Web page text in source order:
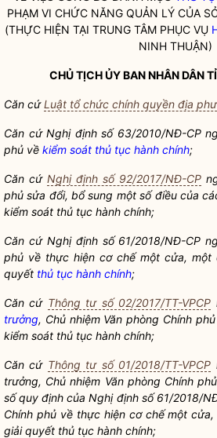
PHẠM VI CHỨC NĂNG QUẢN LÝ CỦA
(THỰC HIỆN TẠI TRUNG TÂM PHỤC VỤ
NINH THUẬN)
CHỦ TỊCH ỦY BANNHÂN DÂN
Căn cứLuật tổ chức chính quyền địa
Căn cứ Nghị định số63/2010/NĐ-CP
phủ về kiểm soát thủ tục hành chính;
Căn cứ Nghị định số 92/2017/NĐ-CP
phủ sửa đổi, bổ sung một số điều của
kiểm soát thủ tục hành chính;
Căn cứ Nghị định số61/2018/NĐ-CP
phủ về thực hiện cơ chế một cửa,
quyết thủ tục hành chính;
Căn cứ Thông tư số 02/2017/TT-VPCP
trưởng, Chủ nhiệm Văn phòng Chính
kiểm soát thủ tục hành chính;
Căn cứ Thông tư số 01/2018/TT-VPCP
trưởng, Chủ nhiệm Văn phòng Chính
số quy định của Nghị định số 61/2018/
Chính phủ về thực hiện cơ chế một
giải quyết thủ tục hành chính;